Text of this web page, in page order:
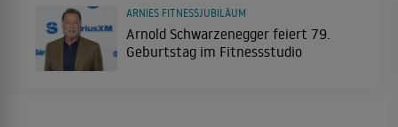
Arnold Schwarzenegger feiert 79.
Geburtstag im Fitnessstudio
ARNIES FITNESSJUBILÄUM